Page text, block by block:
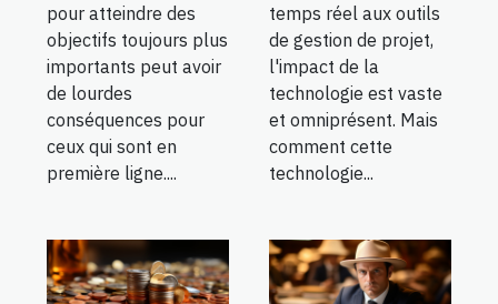
pour atteindre des
objectifs toujours plus
importants peut avoir
de lourdes
conséquences pour
ceux qui sont en
première ligne....
temps réel aux outils
de gestion de projet,
l'impact de la
technologie est vaste
et omniprésent. Mais
comment cette
technologie...